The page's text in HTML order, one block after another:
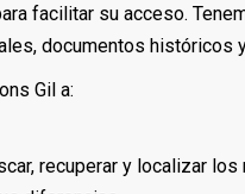
facilitar su acceso.
documentos históricos
Gil a:
recuperar y localizar